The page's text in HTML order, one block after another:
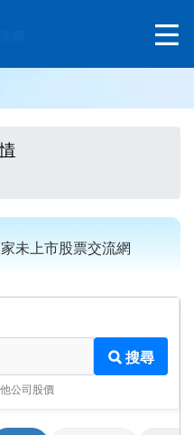
未上市股票交流網
搜尋
公司股價